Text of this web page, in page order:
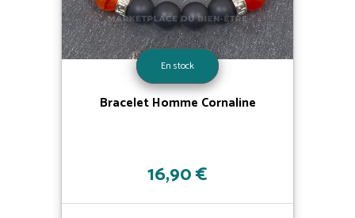
En stock
Bracelet Homme Cornaline
16,90 €